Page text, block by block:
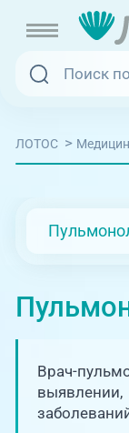
Услуги и
Отзывы
Адреса
+7
ЛОТОС >
Врач-